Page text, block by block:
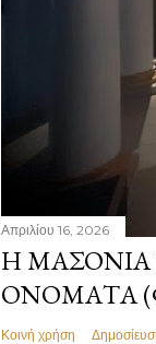
Απριλίου 16, 2026
Η ΜΑΣΟΝΊΑ
ΟΝΌΜΑΤΑ
Κοινή χρήση